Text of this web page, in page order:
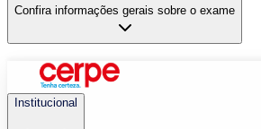
Confira informações gerais sobre o exame
Institucional